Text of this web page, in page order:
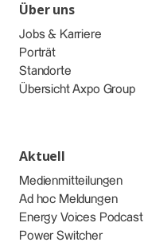
Über uns
Jobs & Karriere
Porträt
Standorte
Übersicht Axpo Group
Aktuell
Medienmitteilungen
Ad hoc Meldungen
Energy Voices Podcast
Power Switcher